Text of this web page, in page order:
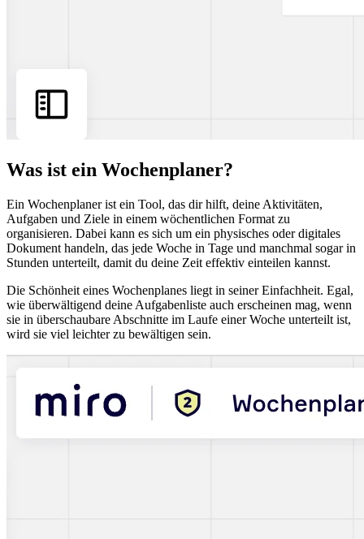
Was ist ein Wochenplaner?
Ein Wochenplaner ist ein Tool, das dir hilft, deine Aktivitäten,
Aufgaben und Ziele in einem wöchentlichen Format zu
organisieren. Dabei kann es sich um ein physisches oder digitales
Dokument handeln, das jede Woche in Tage und manchmal sogar in
Stunden unterteilt, damit du deine Zeit effektiv einteilen kannst.
Die Schönheit eines Wochenplanes liegt in seiner Einfachheit. Egal,
wie überwältigend deine Aufgabenliste auch erscheinen mag, wenn
sie in überschaubare Abschnitte im Laufe einer Woche unterteilt ist,
wird sie viel leichter zu bewältigen sein.